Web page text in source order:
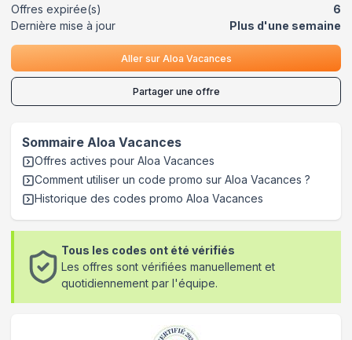
Offres expirée(s)
6
Dernière mise à jour
Plus d'une semaine
Aller sur Aloa Vacances
Partager une offre
Sommaire Aloa Vacances
Offres actives pour Aloa Vacances
Comment utiliser un code promo sur Aloa Vacances ?
Historique des codes promo Aloa Vacances
Tous les codes ont été vérifiés
Les offres sont vérifiées manuellement et
quotidiennement par l'équipe.